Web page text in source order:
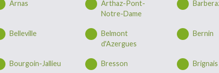
Arnas
Arthaz-Pont-
Notre-Dame
Belleville
Belmont
d'Azergues
Bernin
Bourgoin-Jallieu Bresson Brignais